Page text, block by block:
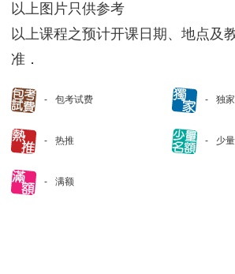
以上图片只供参考
以上课程之预计开课日期、地点及
准．
包考试费 独家
热推 少
满额